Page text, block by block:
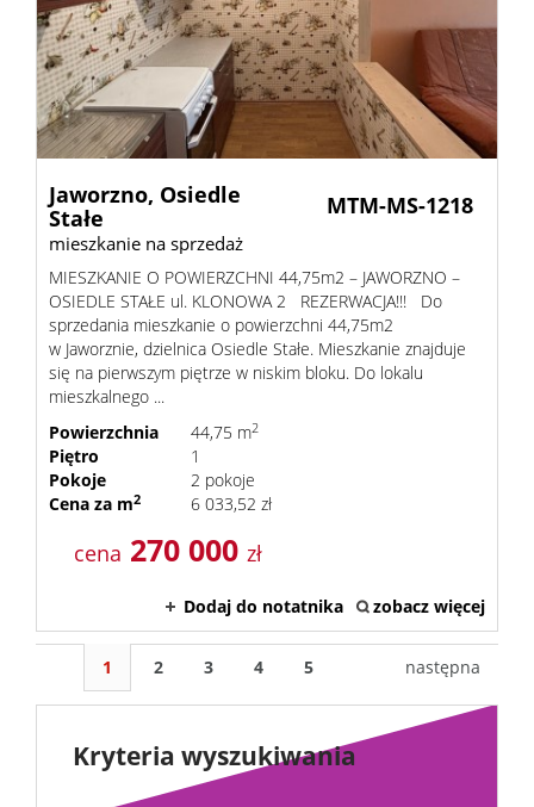
Jaworzno, Osiedle
Stałe
mieszkanie na sprzedaż
MTM-MS-1218
MIESZKANIE O POWIERZCHNI 44,75m2 – JAWORZNO –
OSIEDLE STAŁE ul. KLONOWA 2 REZERWACJA!!! Do
sprzedania mieszkanie o powierzchni 44,75m2
w Jaworznie, dzielnica Osiedle Stałe. Mieszkanie znajduje
się na pierwszym piętrze w niskim bloku. Do lokalu
mieszkalnego ...
Powierzchnia
44,75 m2
Piętro
1
Pokoje
2 pokoje
Cena za m2 6 033,52 zł
cena 270 000 zł
Dodaj do notatnika zobacz więcej
1 2 3 4 5 następna
Kryteria wyszukiwania